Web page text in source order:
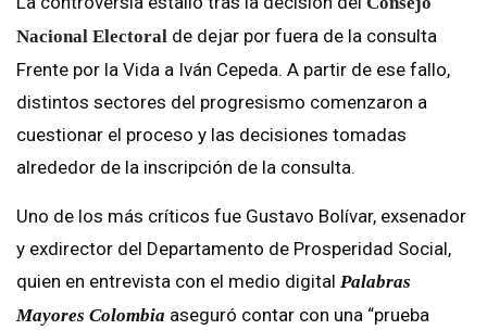
Nacional Electoral de dejar por fuera de la consulta
Frente por la Vida a Iván Cepeda. A partir de ese fallo,
distintos sectores del progresismo comenzaron a
cuestionar el proceso y las decisiones tomadas
alrededor de la inscripción de la consulta.
Uno de los más críticos fue Gustavo Bolívar, exsenador
y exdirector del Departamento de Prosperidad Social,
quien en entrevista con el medio digital Palabras
Mayores Colombia aseguró contar con una “prueba